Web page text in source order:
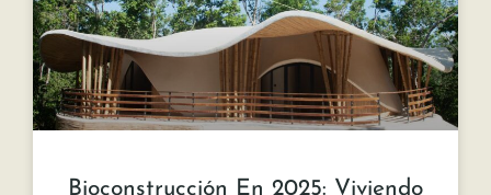
Bioconstrucción En 2025: Viviendo